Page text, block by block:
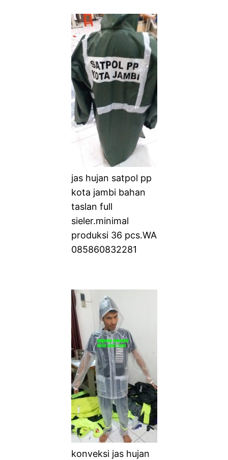
jas hujan satpol pp
kota jambi bahan
taslan full
sieler.minimal
produksi 36 pcs.WA
085860832281
konveksi jas hujan